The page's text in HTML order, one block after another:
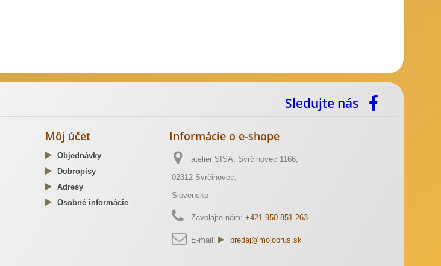
Sledujte nás
Môj účet
Objednávky
Dobropisy
Adresy
Osobné informácie
Informácie o e-shope
atelier SISA, Svrčinovec 1166,
02312 Svrčinovec,
Slovensko
Zavolajte nám: +421 950 851 263
E-mail: predaj@mojobrus.sk